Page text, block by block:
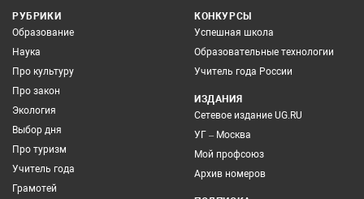
РУБРИКИ
Образование
Наука
Про культуру
Про закон
Экология
Выбор дня
Про туризм
Учитель года
Грамотей
КОНКУРСЫ
Успешная школа
Образовательные технологии
Учитель года России
ИЗДАНИЯ
Сетевое издание UG.RU
УГ – Москва
Мой профсоюз
Архив номеров